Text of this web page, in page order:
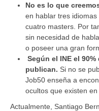
No es lo que
en hablar tres
cuatro masters. Por
sin necesidad de
o poseer una gran
Según el INE el
publican. Si no se
Job50 enseña a
ocultos que existen en
Actualmente, Santiago